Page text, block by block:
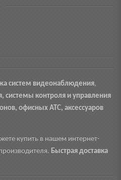
систем видеонаблюдения,
, системы контроля и управления
офисных АТС, аксессуаров
купить в нашем интернет-
Быстрая доставка